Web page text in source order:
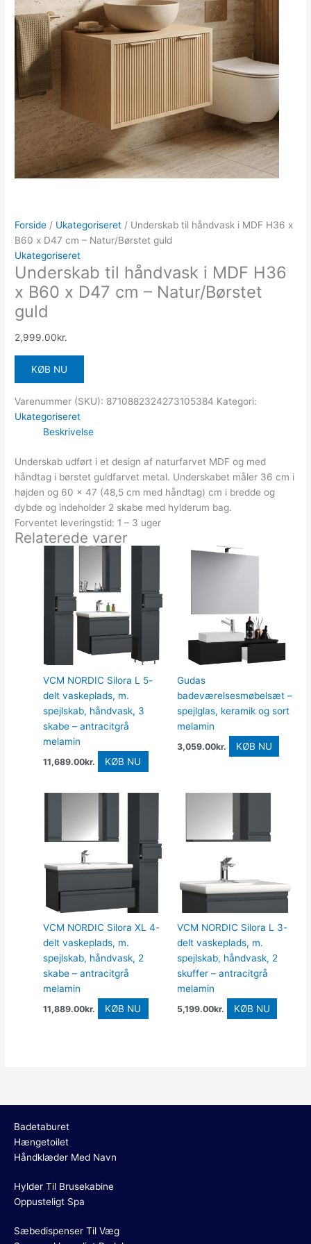
Forside / Ukategoriseret / Underskab til håndvask i MDF H36 x
B60 x D47 cm – Natur/Børstet guld
Ukategoriseret
Underskab til håndvask i MDF H36
x B60 x D47 cm – Natur/Børstet
guld
2,999.00kr.
KØB NU
Varenummer (SKU): 8710882324273105384 Kategori:
Ukategoriseret
Beskrivelse
Underskab udført i et design af naturfarvet MDF og med
håndtag i børstet guldfarvet metal. Underskabet måler 36 cm i
højden og 60 x 47 (48,5 cm med håndtag) cm i bredde og
dybde og indeholder 2 skabe med hylderum bag.
Forventet leveringstid: 1 – 3 uger
Relaterede varer
VCM NORDIC Silora L 5-
delt vaskeplads, m.
spejlskab, håndvask, 3
skabe – antracitgrå
melamin
11,689.00kr. KØB NU
Gudas
badeværelsesmøbelsæt –
spejlglas, keramik og sort
melamin
3,059.00kr. KØB NU
VCM NORDIC Silora XL 4-
delt vaskeplads, m.
spejlskab, håndvask, 2
skabe – antracitgrå
melamin
11,889.00kr. KØB NU
VCM NORDIC Silora L 3-
delt vaskeplads, m.
spejlskab, håndvask, 2
skuffer – antracitgrå
melamin
5,199.00kr. KØB NU
Badetaburet
Hængetoilet
Håndklæder Med Navn
Hylder Til Brusekabine
Oppusteligt Spa
Sæbedispenser Til Væg